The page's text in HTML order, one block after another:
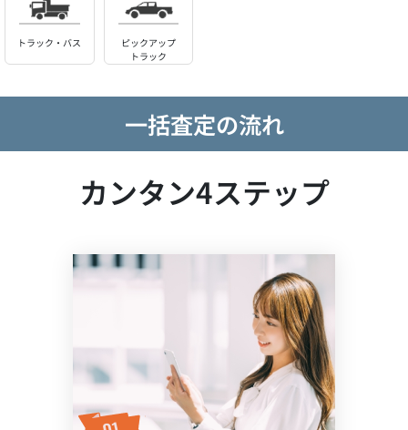
トラック・バス
ピックアップ
トラック
一括査定の流れ
カンタン4ステップ